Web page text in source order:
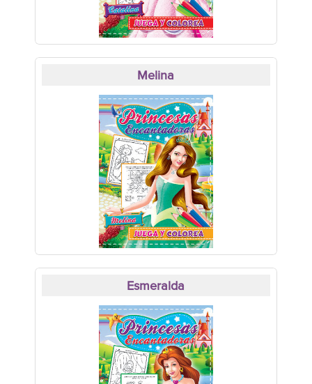
Melina
Esmeralda